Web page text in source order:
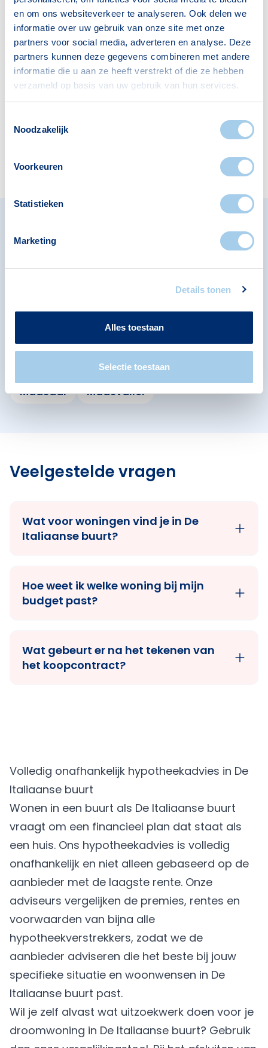
en om ons websiteverkeer te analyseren. Ook delen we
informatie over uw gebruik van onze site met onze
partners voor social media, adverteren en analyse. Deze
partners kunnen deze gegevens combineren met andere
informatie die u aan ze heeft verstrekt of die ze hebben
verzameld op basis van uw gebruik van hun services.
Noodzakelijk
Voorkeuren
Statistieken
Marketing
Details tonen
Alles toestaan
Selectie toestaan
er:
Supermarkten
3
Restaurants
9
Omliggende buurten in Den
De Rompert
De Sprookjesbuurt
De Staatsliedenbuurt
Het Zilverpark
Maasdal
Maasvallei
Veelgestelde vragen
Wat voor woningen vind je in De
Italiaanse buurt?
Hoe weet ik welke woning bij mijn
budget past?
Wat gebeurt er na het tekenen van
het koopcontract?
Volledig onafhankelijk hypotheekadvies in De
Italiaanse buurt
Wonen in een buurt als De Italiaanse buurt
vraagt om een financieel plan dat staat als
een huis. Ons hypotheekadvies is volledig
onafhankelijk en niet alleen gebaseerd op de
aanbieder met de laagste rente. Onze
adviseurs vergelijken de premies, rentes en
voorwaarden van bijna alle
hypotheekverstrekkers, zodat we de
aanbieder adviseren die het beste bij jouw
specifieke situatie en woonwensen in De
Italiaanse buurt past.
Wil je zelf alvast wat uitzoekwerk doen voor je
droomwoning in De Italiaanse buurt? Gebruik